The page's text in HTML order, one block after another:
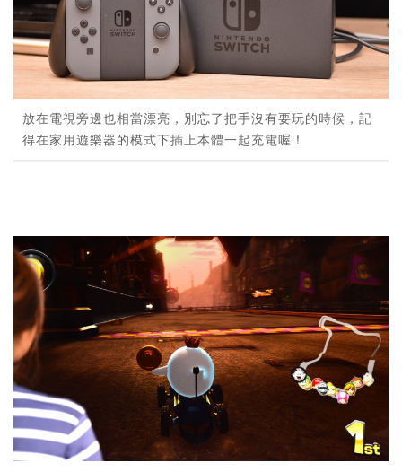
放在電視旁邊也相當漂亮，別忘了把手沒有要玩的時候，記
得在家用遊樂器的模式下插上本體一起充電喔！